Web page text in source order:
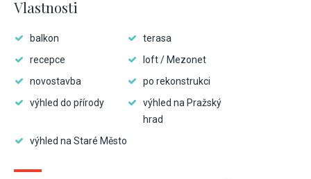
Vlastnosti
balkon
terasa
recepce
loft / Mezonet
novostavba
po rekonstrukci
výhled do přírody
výhled na Pražský
hrad
výhled na Staré Město